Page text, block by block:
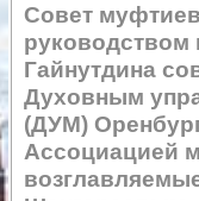
Совет
Гайнутдина
Духовным
(ДУМ)
Ассоциацией